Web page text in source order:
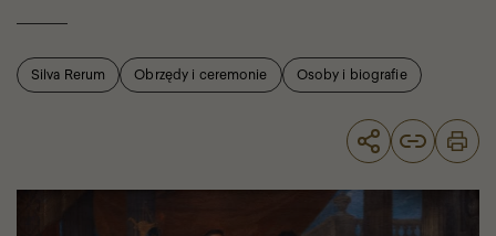
Silva Rerum Obrzędy i ceremonie Osoby i biografie
Zaślubiny